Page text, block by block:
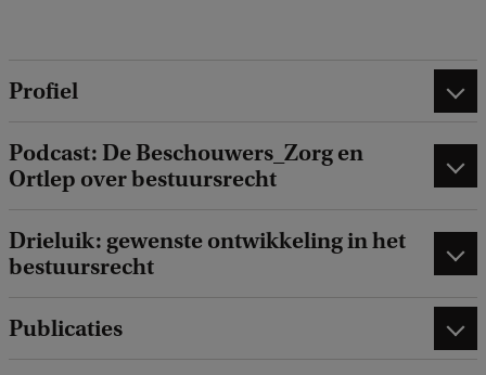
Profiel
Podcast: De Beschouwers_Zorg en
Ortlep over bestuursrecht
Drieluik: gewenste ontwikkeling in het
bestuursrecht
Publicaties